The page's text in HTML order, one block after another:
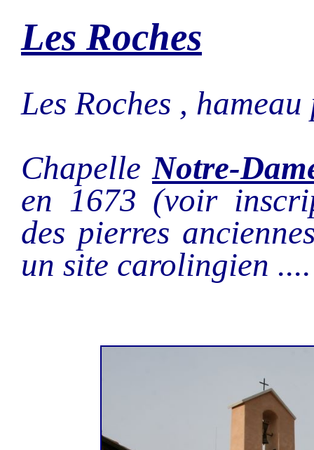
Les Roches
Les Roches ,
ChapelleNotre-
en 1673 (voir
des pierres
un site carolingien ....